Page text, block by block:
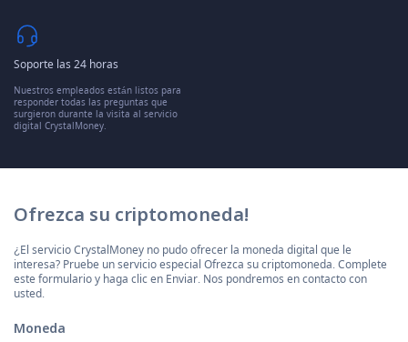
Soporte las 24 horas
Nuestros empleados están listos para
responder todas las preguntas que
surgieron durante la visita al servicio
digital CrystalMoney.
Ofrezca su criptomoneda!
¿El servicio CrystalMoney no pudo ofrecer la moneda digital que le
interesa? Pruebe un servicio especial Ofrezca su criptomoneda. Complete
este formulario y haga clic en Enviar. Nos pondremos en contacto con
usted.
Moneda